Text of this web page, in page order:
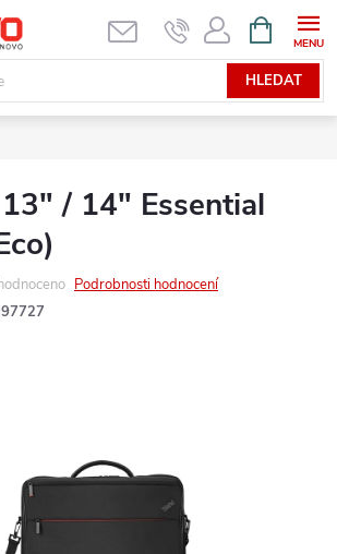
HLEDAT
NÁKUPNÍ
KOŠÍK
/ 14" Essential
Podrobnosti hodnocení